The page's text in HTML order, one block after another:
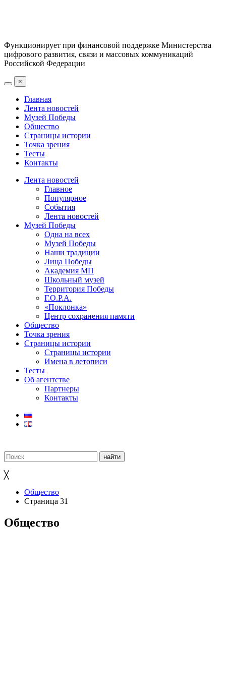
Функционирует при финансовой поддержке Министерства
цифрового развития, связи и массовых коммуникаций
Российской Федерации
×
Главная
Лента новостей
Музей Победы
Общество
Страницы истории
Точка зрения
Тесты
Контакты
Лента новостей
Главное
Популярное
События
Лента новостей
Музей Победы
Одна на всех
Музей Победы
Наши традиции
Лица Победы
Академия МП
Школьный музей
Территория Победы
Г.О.Р.А.
«Поклонка»
Центр сохранения памяти
Общество
Точка зрения
Страницы истории
Страницы истории
Имена в летописи
Тесты
Об агентстве
Партнеры
Контакты
╳
Общество
Страница 31
Общество